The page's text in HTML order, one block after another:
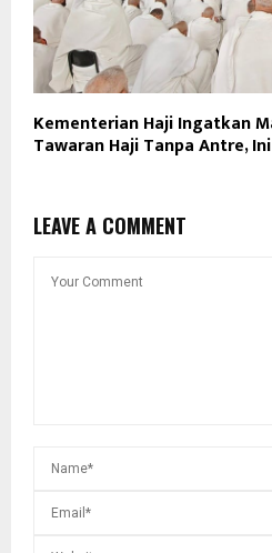
Kementerian Haji Ingatkan
Tawaran Haji Tanpa Antre,
LEAVE A COMMENT